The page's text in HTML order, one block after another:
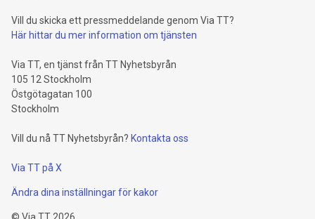
Vill du skicka ett pressmeddelande genom Via TT?
Här hittar du mer information om tjänsten
Via TT, en tjänst från TT Nyhetsbyrån
105 12 Stockholm
Östgötagatan 100
Stockholm
Vill du nå TT Nyhetsbyrån? Kontakta oss
Via TT på X
Ändra dina inställningar för kakor